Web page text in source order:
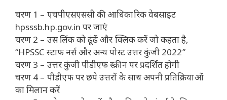
चरण 1 – एचपीएसएससी की आधिकारिक वेबसाइट
hpsssb.hp.gov.in पर जाएं
चरण 2 – उस लिंक को ढूंढें और क्लिक करें जो कहता है,
“HPSSC स्टाफ नर्स और अन्य पोस्ट उत्तर कुंजी 2022”
चरण 3 – उत्तर कुंजी पीडीएफ स्क्रीन पर प्रदर्शित होगी
चरण 4 – पीडीएफ पर छपे उत्तरों के साथ अपनी प्रतिक्रियाओं
का मिलान करें